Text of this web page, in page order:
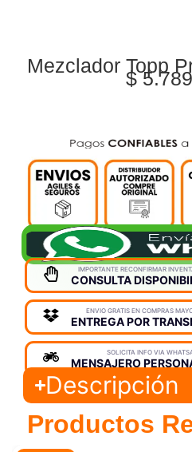
Mezclador Topp
$
IMPORTANTE RECONFIRMAR
CONSULTA
ENVIO GRATIS EN COMPRAS
ENTREGA POR
SOLICITA INFO VIA
MENSAJERO
Descripción
Productos